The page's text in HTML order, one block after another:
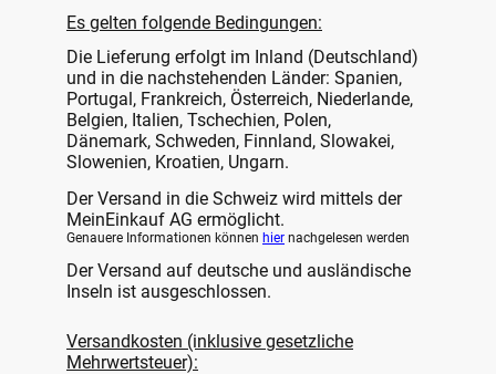
Es gelten folgende Bedingungen:
Die Lieferung erfolgt im Inland (Deutschland)
und in die nachstehenden Länder: Spanien,
Portugal, Frankreich, Österreich, Niederlande,
Belgien, Italien, Tschechien, Polen,
Dänemark, Schweden, Finnland, Slowakei,
Slowenien, Kroatien, Ungarn.
Der Versand in die Schweiz wird mittels der
MeinEinkauf AG ermöglicht.
Genauere Informationen können hier nachgelesen werden
Der Versand auf deutsche und ausländische
Inseln ist ausgeschlossen.
Versandkosten (inklusive gesetzliche
Mehrwertsteuer):